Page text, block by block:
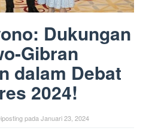
Dukungan
Gibran
dalam Debat
2024!
pada Januari 23, 2024